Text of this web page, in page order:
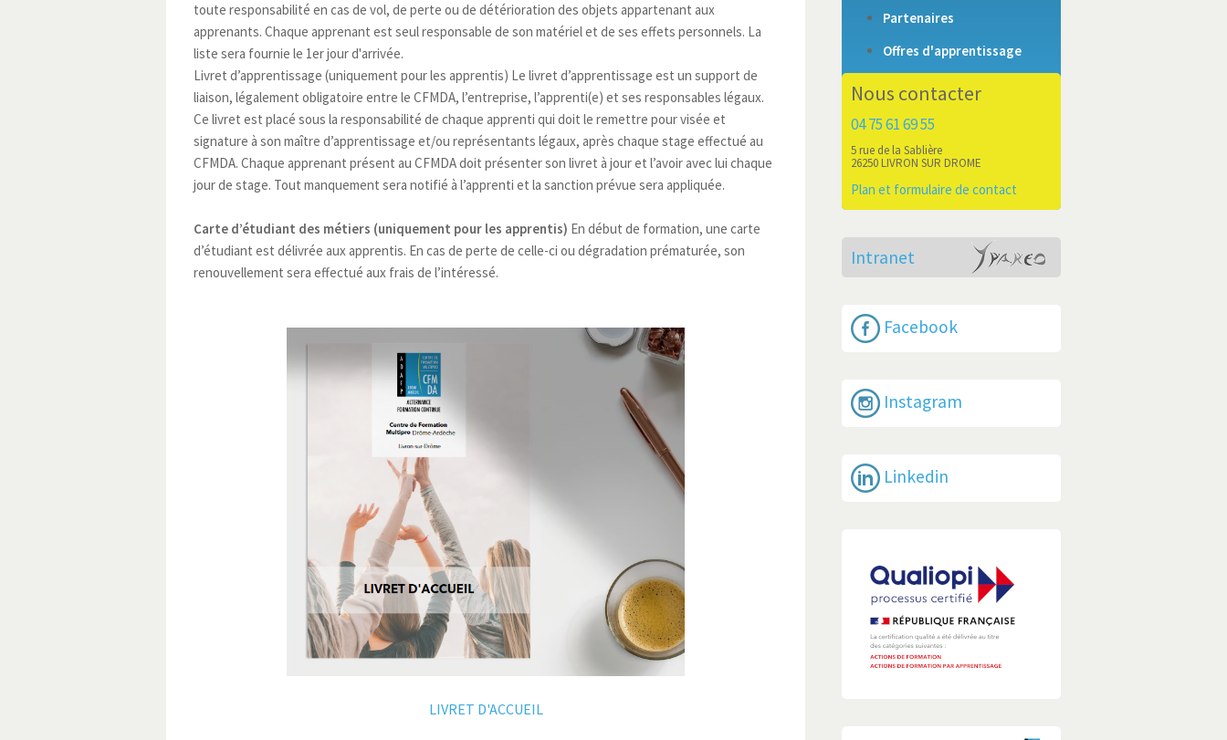
toute responsabilité en cas de vol, de perte ou de détérioration des objets appartenant aux
apprenants. Chaque apprenant est seul responsable de son matériel et de ses effets personnels. La
liste sera fournie le 1er jour d'arrivée.
Livret d’apprentissage (uniquement pour les apprentis) Le livret d’apprentissage est un support de
liaison, légalement obligatoire entre le CFMDA, l’entreprise, l’apprenti(e) et ses responsables légaux.
Ce livret est placé sous la responsabilité de chaque apprenti qui doit le remettre pour visée et
signature à son maître d’apprentissage et/ou représentants légaux, après chaque stage effectué au
CFMDA. Chaque apprenant présent au CFMDA doit présenter son livret à jour et l’avoir avec lui chaque
jour de stage. Tout manquement sera notifié à l’apprenti et la sanction prévue sera appliquée.
Carte d’étudiant des métiers (uniquement pour les apprentis) En début de formation, une carte
d’étudiant est délivrée aux apprentis. En cas de perte de celle-ci ou dégradation prématurée, son
renouvellement sera effectué aux frais de l’intéressé.
LIVRET D'ACCUEIL
Partenaires
Offres d'apprentissage
Nous contacter
04 75 61 69 55
5 rue de la Sablière
26250 LIVRON SUR DROME
Plan et formulaire de contact
Intranet
Facebook
Instagram
Linkedin